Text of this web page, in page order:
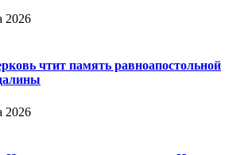
2026
чтит память равноапостольной
2026